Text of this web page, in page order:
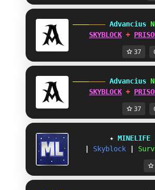
Advancius
SKYBLOCK +
37
Advancius
SKYBLOCK +
37
✦ MINELIFE
Skyblock